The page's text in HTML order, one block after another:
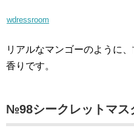
wdressroom
リアルなマンゴーのように
香りです。
№98シークレットマス